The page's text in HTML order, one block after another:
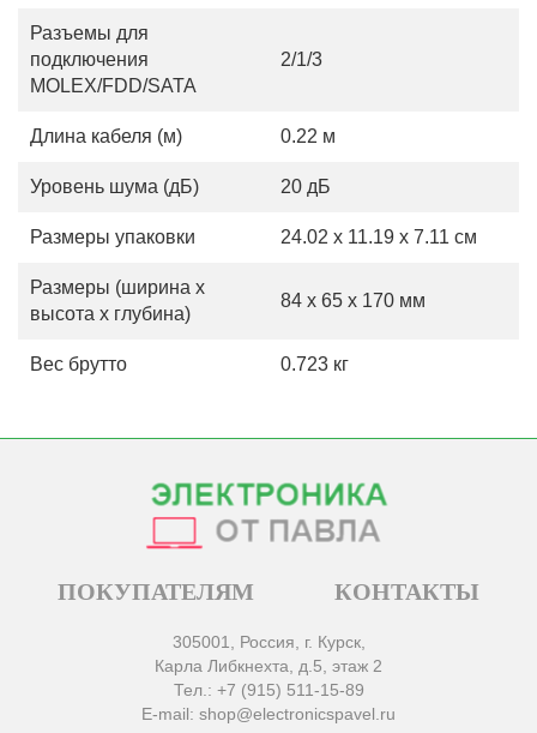
Разъемы для
подключения
MOLEX/FDD/SATA
2/1/3
Длина кабеля (м) 0.22 м
Уровень шума (дБ) 20 дБ
Размеры упаковки 24.02 x 11.19 x 7.11 см
Размеры (ширина х
высота х глубина)
84 x 65 x 170 мм
Вес брутто 0.723 кг
ПОКУПАТЕЛЯМ КОНТАКТЫ
305001, Россия, г. Курск,
Карла Либкнехта, д.5, этаж 2
Тел.: +7 (915) 511-15-89
E-mail: shop@electronicspavel.ru